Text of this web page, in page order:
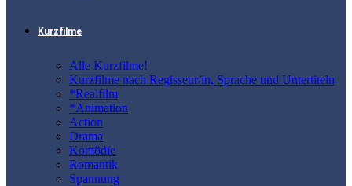
Kurzfilme
Alle Kurzfilme!
Kurzfilme nach Regisseur/in, Sprache und Untertiteln
*Realfilm
*Animation
Action
Drama
Komödie
Romantik
Spannung